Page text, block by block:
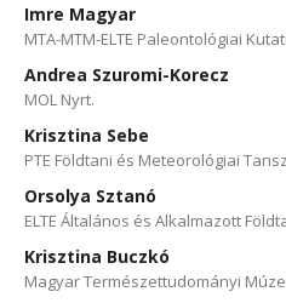
Imre Magyar
MTA-MTM-ELTE Paleontológiai
Andrea Szuromi-Korecz
MOL Nyrt.
Krisztina Sebe
PTE Földtani és Meteorológiai
Orsolya Sztanó
ELTE Általános és Alkalmazott
Krisztina Buczkó
Magyar Természettudományi